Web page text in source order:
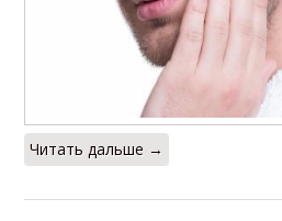
Читать дальше →